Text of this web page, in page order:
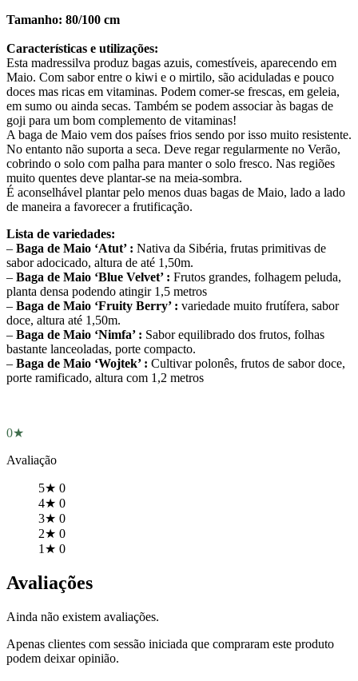
Tamanho: 80/100 cm
Características e utilizações:
Esta madressilva produz bagas azuis, comestíveis, aparecendo em
Maio. Com sabor entre o kiwi e o mirtilo, são aciduladas e pouco
doces mas ricas em vitaminas. Podem comer-se frescas, em geleia,
em sumo ou ainda secas. Também se podem associar às bagas de
goji para um bom complemento de vitaminas!
A baga de Maio vem dos países frios sendo por isso muito resistente.
No entanto não suporta a seca. Deve regar regularmente no Verão,
cobrindo o solo com palha para manter o solo fresco. Nas regiões
muito quentes deve plantar-se na meia-sombra.
É aconselhável plantar pelo menos duas bagas de Maio, lado a lado
de maneira a favorecer a frutificação.
Lista de variedades:
– Baga de Maio ‘Atut’ : Nativa da Sibéria, frutas primitivas de
sabor adocicado, altura de até 1,50m.
– Baga de Maio ‘Blue Velvet’ : Frutos grandes, folhagem peluda,
planta densa podendo atingir 1,5 metros
– Baga de Maio ‘Fruity Berry’ : variedade muito frutífera, sabor
doce, altura até 1,50m.
– Baga de Maio ‘Nimfa’ : Sabor equilibrado dos frutos, folhas
bastante lanceoladas, porte compacto.
– Baga de Maio ‘Wojtek’ : Cultivar polonês, frutos de sabor doce,
porte ramificado, altura com 1,2 metros
0★
Avaliação
5★ 0
4★ 0
3★ 0
2★ 0
1★ 0
Avaliações
Ainda não existem avaliações.
Apenas clientes com sessão iniciada que compraram este produto
podem deixar opinião.